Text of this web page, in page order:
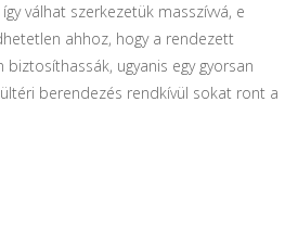
válhat szerkezetük masszívvá, e
ahhoz, hogy a rendezett
ugyanis egy gyorsan
berendezés rendkívül sokat ront a